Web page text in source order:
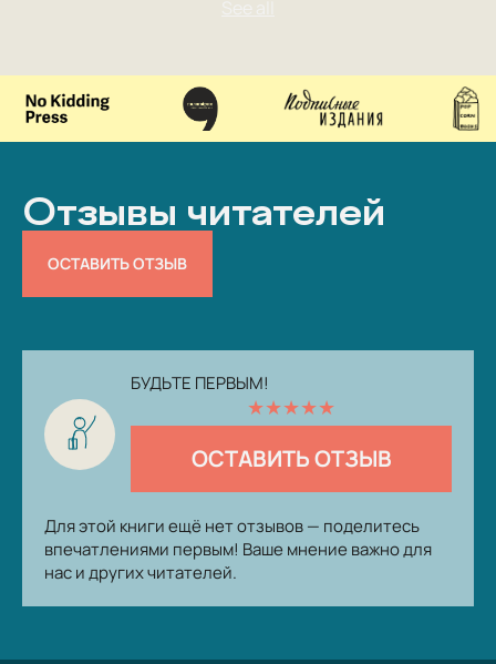
Отзывы читателей
ОСТАВИТЬ ОТЗЫВ
БУДЬТЕ ПЕРВЫМ!
★★★★★
ОСТАВИТЬ ОТЗЫВ
Для этой книги ещё нет отзывов — поделитесь
впечатлениями первым! Ваше мнение важно для
нас и других читателей.